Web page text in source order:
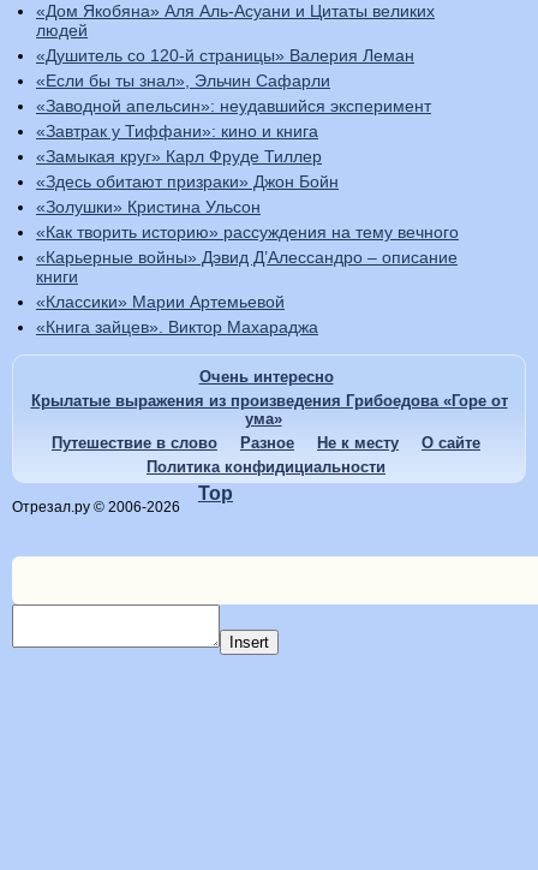
«Дом Якобяна» Аля Аль-Асуани и Цитаты великих
людей
«Душитель со 120-й страницы» Валерия Леман
«Если бы ты знал», Эльчин Сафарли
«Заводной апельсин»: неудавшийся эксперимент
«Завтрак у Тиффани»: кино и книга
«Замыкая круг» Карл Фруде Тиллер
«Здесь обитают призраки» Джон Бойн
«Золушки» Кристина Ульсон
«Как творить историю» рассуждения на тему вечного
«Карьерные войны» Дэвид Д’Алессандро – описание
книги
«Классики» Марии Артемьевой
«Книга зайцев». Виктор Махараджа
Очень интересно
Крылатые выражения из произведения Грибоедова «Горе от
ума»
Путешествие в слово
Разное Не к месту
О сайте
Политика конфидициальности
Отрезал.ру © 2006-2026
Top
Insert